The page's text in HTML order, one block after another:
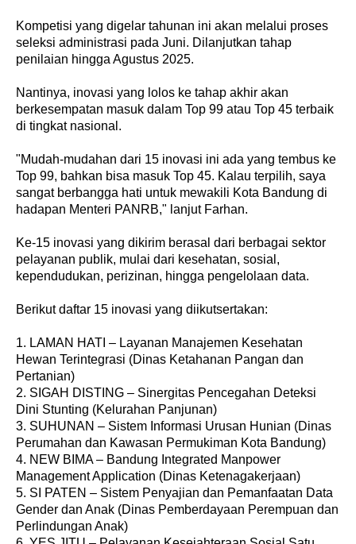
Kompetisi yang digelar tahunan ini akan melalui proses
seleksi administrasi pada Juni. Dilanjutkan tahap
penilaian hingga Agustus 2025.
Nantinya, inovasi yang lolos ke tahap akhir akan
berkesempatan masuk dalam Top 99 atau Top 45 terbaik
di tingkat nasional.
"Mudah-mudahan dari 15 inovasi ini ada yang tembus ke
Top 99, bahkan bisa masuk Top 45. Kalau terpilih, saya
sangat berbangga hati untuk mewakili Kota Bandung di
hadapan Menteri PANRB," lanjut Farhan.
Ke-15 inovasi yang dikirim berasal dari berbagai sektor
pelayanan publik, mulai dari kesehatan, sosial,
kependudukan, perizinan, hingga pengelolaan data.
Berikut daftar 15 inovasi yang diikutsertakan:
1. LAMAN HATI – Layanan Manajemen Kesehatan
Hewan Terintegrasi (Dinas Ketahanan Pangan dan
Pertanian)
2. SIGAH DISTING – Sinergitas Pencegahan Deteksi
Dini Stunting (Kelurahan Panjunan)
3. SUHUNAN – Sistem Informasi Urusan Hunian (Dinas
Perumahan dan Kawasan Permukiman Kota Bandung)
4. NEW BIMA – Bandung Integrated Manpower
Management Application (Dinas Ketenagakerjaan)
5. SI PATEN – Sistem Penyajian dan Pemanfaatan Data
Gender dan Anak (Dinas Pemberdayaan Perempuan dan
Perlindungan Anak)